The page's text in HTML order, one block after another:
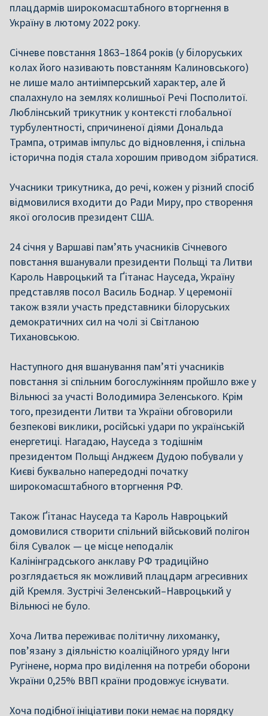
плацдармів широкомасштабного вторгнення в
Україну в лютому 2022 року.
Січневе повстання 1863–1864 років (у білоруських
колах його називають повстанням Калиновського)
не лише мало антиімперський характер, але й
спалахнуло на землях колишньої Речі Посполитої.
Люблінський трикутник у контексті глобальної
турбулентності, спричиненої діями Дональда
Трампа, отримав імпульс до відновлення, і спільна
історична подія стала хорошим приводом зібратися.
Учасники трикутника, до речі, кожен у різний спосіб
відмовилися входити до Ради Миру, про створення
якої оголосив президент США.
24 січня у Варшаві пам’ять учасників Січневого
повстання вшанували президенти Польщі та Литви
Кароль Навроцький та Ґітанас Науседа, Україну
представляв посол Василь Боднар. У церемонії
також взяли участь представники білоруських
демократичних сил на чолі зі Світланою
Тихановською.
Наступного дня вшанування пам’яті учасників
повстання зі спільним богослужінням пройшло вже у
Вільнюсі за участі Володимира Зеленського. Крім
того, президенти Литви та України обговорили
безпекові виклики, російські удари по українській
енергетиці. Нагадаю, Науседа з тодішнім
президентом Польщі Анджеєм Дудою побували у
Києві буквально напередодні початку
широкомасштабного вторгнення РФ.
Також Ґітанас Науседа та Кароль Навроцький
домовилися створити спільний військовий полігон
біля Сувалок — це місце неподалік
Калінінградського анклаву РФ традиційно
розглядається як можливий плацдарм агресивних
дій Кремля. Зустрічі Зеленський–Навроцький у
Вільнюсі не було.
Хоча Литва переживає політичну лихоманку,
пов’язану з діяльністю коаліційного уряду Інги
Ругінене, норма про виділення на потреби оборони
України 0,25% ВВП країни продовжує існувати.
Хоча подібної ініціативи поки немає на порядку